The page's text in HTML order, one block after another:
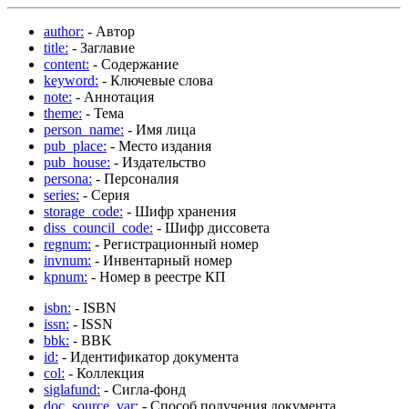
author: - Автор
title: - Заглавие
content: - Содержание
keyword: - Ключевые слова
note: - Аннотация
theme: - Тема
person_name: - Имя лица
pub_place: - Место издания
pub_house: - Издательство
persona: - Персоналия
series: - Серия
storage_code: - Шифр хранения
diss_council_code: - Шифр диссовета
regnum: - Регистрационный номер
invnum: - Инвентарный номер
kpnum: - Номер в реестре КП
isbn: - ISBN
issn: - ISSN
bbk: - BBK
id: - Идентификатор документа
col: - Коллекция
siglafund: - Сигла-фонд